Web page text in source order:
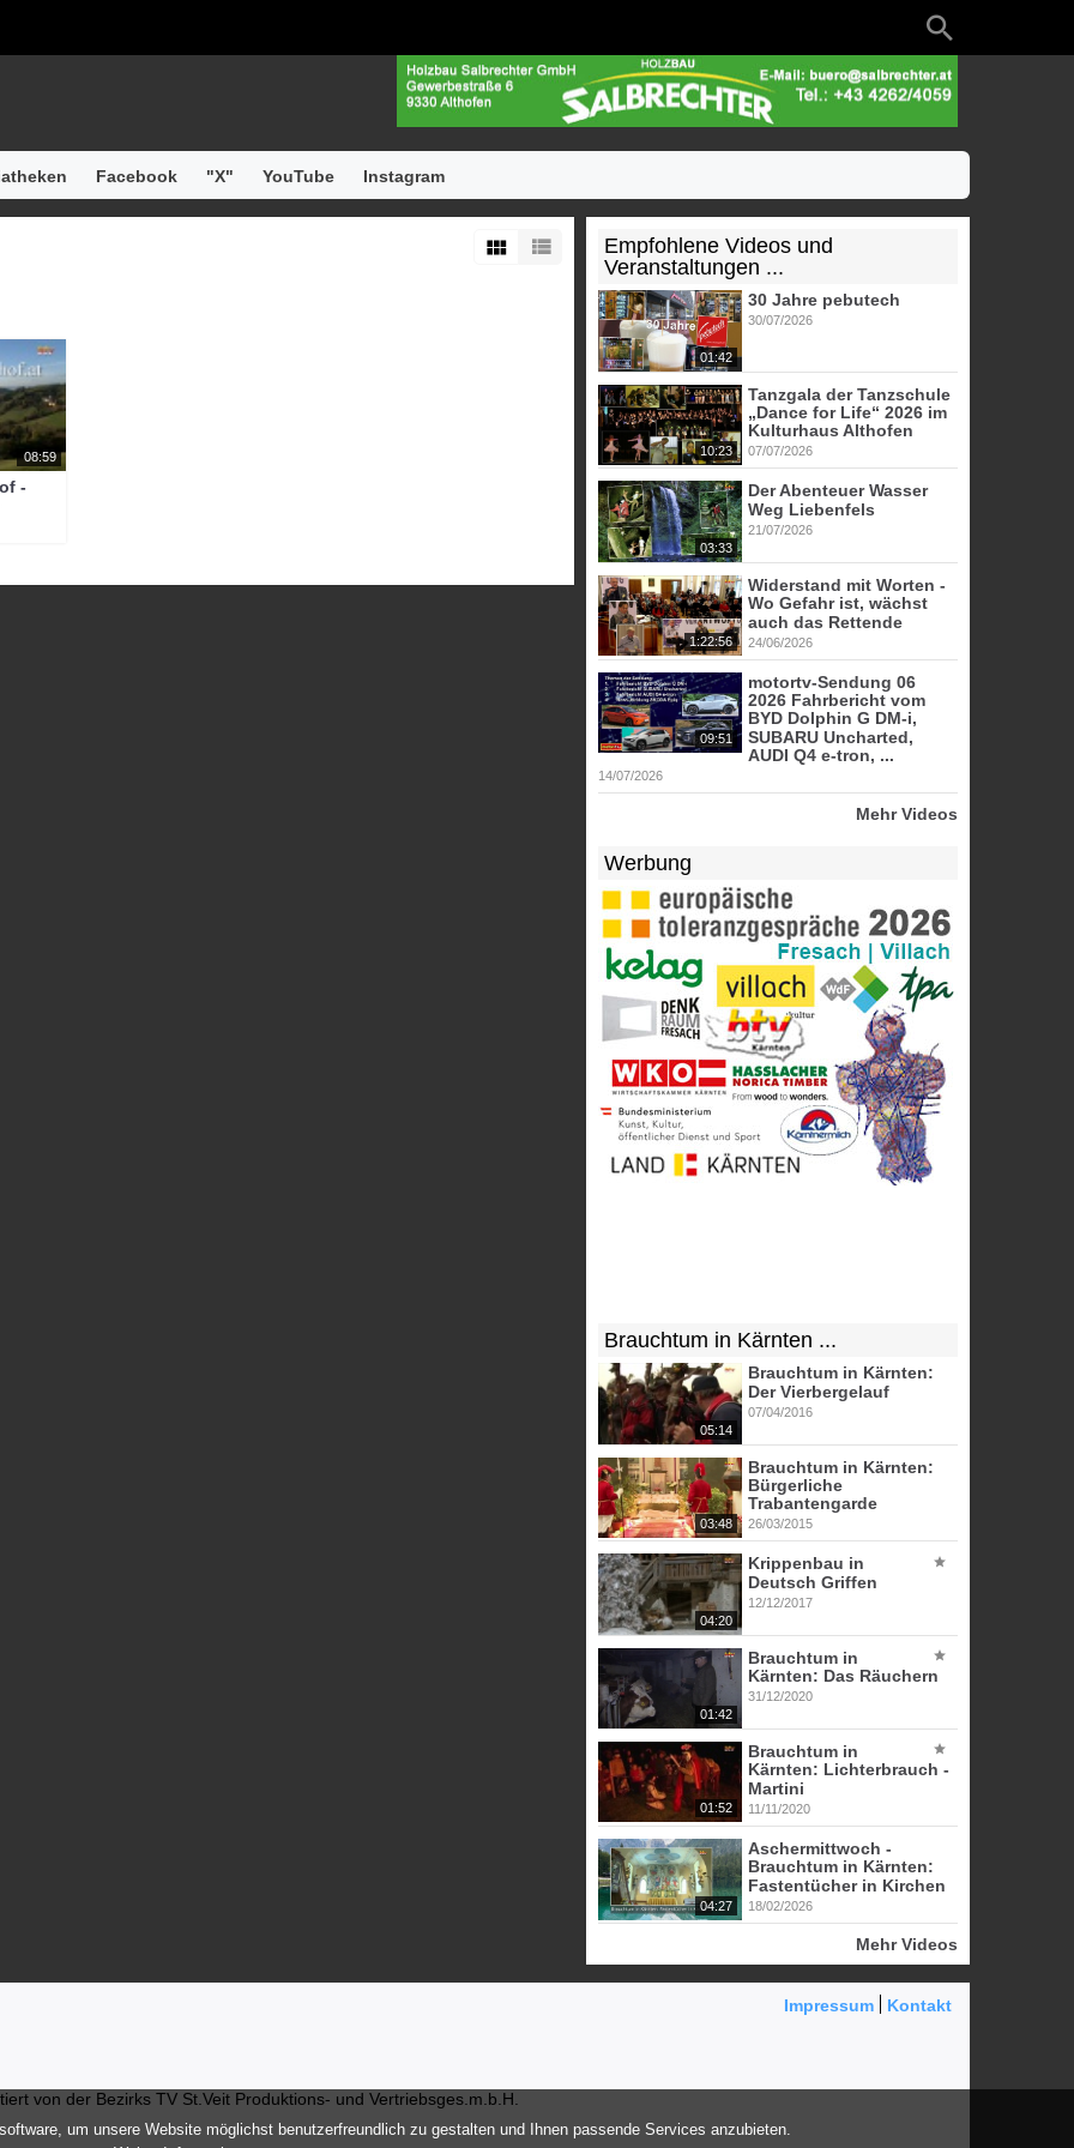
um unsere Website möglichst benutzerfreundlich zu gestalten und Ihnen passende Services anzubieten.
Facebook "X" YouTube Instagram
08:59
-
Empfohlene Videos und
Veranstaltungen ...
01:42
30 Jahre pebutech
30/07/2026
10:23
Tanzgala der Tanzschule
„Dance for Life“ 2026 im
Kulturhaus Althofen
07/07/2026
03:33
Der Abenteuer Wasser
Weg Liebenfels
21/07/2026
1:22:56
Widerstand mit Worten -
Wo Gefahr ist, wächst
auch das Rettende
24/06/2026
09:51
motortv-Sendung 06
2026 Fahrbericht vom
BYD Dolphin G DM-i,
SUBARU Uncharted,
AUDI Q4 e-tron, ...
14/07/2026
Mehr Videos
Werbung
Brauchtum in Kärnten ...
05:14
Brauchtum in Kärnten:
Der Vierbergelauf
07/04/2016
03:48
Brauchtum in Kärnten:
Bürgerliche
Trabantengarde
26/03/2015
04:20
Krippenbau in
Deutsch Griffen
12/12/2017
01:42
Brauchtum in
Kärnten: Das Räuchern
31/12/2020
01:52
Brauchtum in
Kärnten: Lichterbrauch -
Martini
11/11/2020
04:27
Aschermittwoch -
Brauchtum in Kärnten:
Fastentücher in Kirchen
18/02/2026
Mehr Videos
Impressum
Kontakt
von der Bezirks TV St.Veit Produktions- und Vertriebsges.m.b.H.